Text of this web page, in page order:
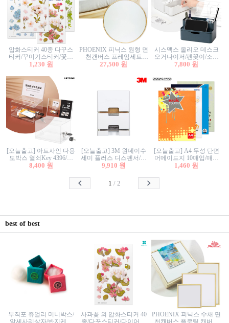
압화스티커 40종 다꾸스
티커/꾸미기스티커/꽃스
티커/압화꽃책갈피/팬시
1,230 원
PHOENIX 피닉스 원형 면
천캔버스 프레임세트
30cm/원형캔버스/플로팅
27,500 원
시스맥스 올리오 데스크
오거나이저/펜꽂이/소품
꽂이/소품함/정리함/수납
7,800 원
[오늘출고] 아트사인 다용
도박스 열쇠Key 4396/투
표함/건의함/모금함/응모
8,400 원
[오늘출고] 3M 원데이수
세미 플러스 디스펜서/소
프트수세미5매+강력수세
9,910 원
[오늘출고] A4 두성 단면
머메이드지 10매입/매직
터치/색지/색상지/색복사
칼라색지/고급복사지
1,460 원
1 / 2
best of best
부직포 쥬얼리 미니박스/
악세사리상자/반지케이
사과꽃 외 압화스티커 40
종/다꾸스티커/다이어리
PHOENIX 피닉스 수채 면
천캔버스 플로팅 캔버스